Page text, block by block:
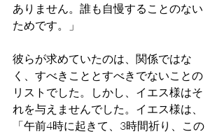
ありません。誰も自慢することのない
ためです。」
彼らが求めていたのは、関係ではな
く、すべきこととすべきでないことの
リストでした。しかし、イエス様はそ
れを与えませんでした。イエス様は、
「午前4時に起きて、3時間祈り、この